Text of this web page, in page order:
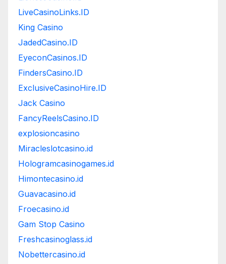
LiveCasinoLinks.ID
King Casino
JadedCasino.ID
EyeconCasinos.ID
FindersCasino.ID
ExclusiveCasinoHire.ID
Jack Casino
FancyReelsCasino.ID
explosioncasino
Miracleslotcasino.id
Hologramcasinogames.id
Himontecasino.id
Guavacasino.id
Froecasino.id
Gam Stop Casino
Freshcasinoglass.id
Nobettercasino.id